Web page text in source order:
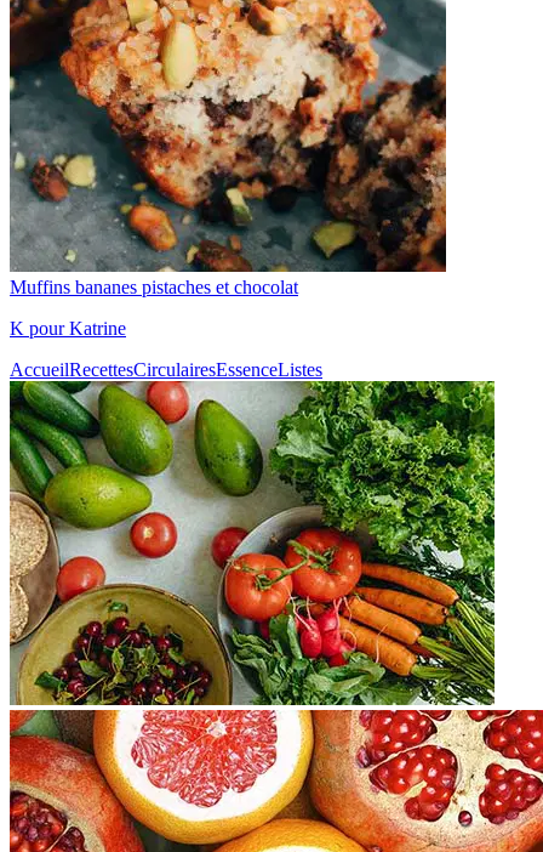
Muffins bananes pistaches et chocolat
K pour Katrine
AccueilRecettesCirculairesEssenceListes